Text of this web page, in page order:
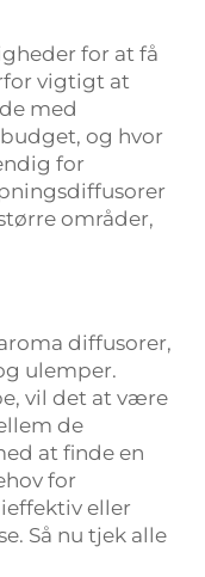
for at få
vigtigt at
med
og hvor
for
områder,
diffusorer,
ulemper.
vil det at være
de
at finde en
for
eller
Så nu tjek alle